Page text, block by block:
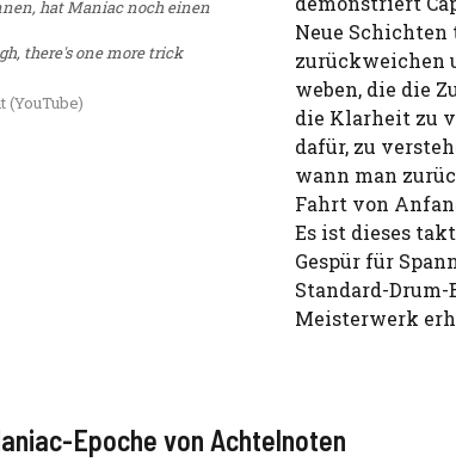
hat Maniac noch einen
there's one more trick
Neue
zurückweichen
weben, die die
die Klarheit zu
dafür, zu
wann man
Fahrt von
Es ist dieses
Gespür für
Standard-
Meisterwerk
Epoche von Achtelnoten